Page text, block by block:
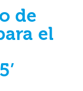
de
el